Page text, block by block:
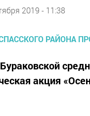
2019 - 11:38
акция